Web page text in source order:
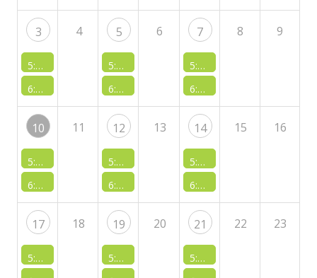
3
5:00 PM -
Training "Judofun"
6:15 PM -
Training "Wettkampfjudo"
4 5
5:00 PM -
Training "Judofun"
6:15 PM -
Training "Judo-Fun"
6 7
5:00 PM -
6:15 PM -
8 9
10
5:00 PM -
Training "Judofun"
6:15 PM -
Training "Wettkampfjudo"
11 12
5:00 PM -
Training "Judofun"
6:15 PM -
Training "Judo-Fun"
13 14
5:00 PM -
6:15 PM -
15 16
17
5:00 PM -
Training "Judofun"
18 19
5:00 PM -
Training "Judofun"
20 21
5:00 PM -
22 23